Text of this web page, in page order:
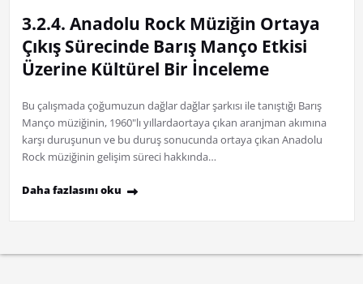
3.2.4. Anadolu Rock Müziğin Ortaya
Çıkış Sürecinde Barış Manço Etkisi
Üzerine Kültürel Bir İnceleme
Bu çalışmada çoğumuzun dağlar dağlar şarkısı ile tanıştığı Barış
Manço müziğinin, 1960"lı yıllardaortaya çıkan aranjman akımına
karşı duruşunun ve bu duruş sonucunda ortaya çıkan Anadolu
Rock müziğinin gelişim süreci hakkında…
Daha fazlasını oku